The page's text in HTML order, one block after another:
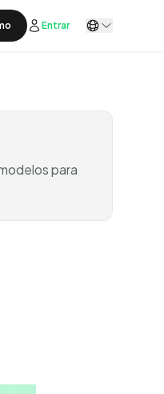
Entrar
para